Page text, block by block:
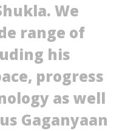
We
range of
his
progress
as well
Gaganyaan